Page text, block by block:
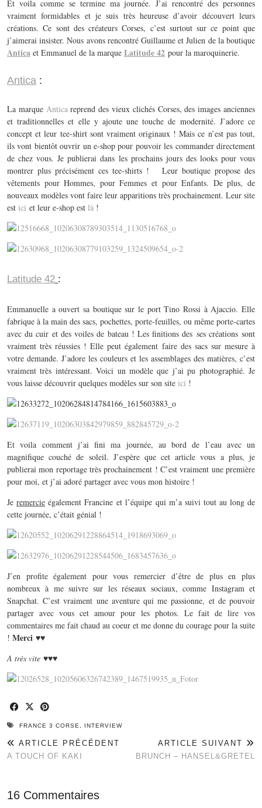
Et voila comme se termine ma journée. J’ai rencontré des personnes
vraiment formidables et je suis très heureuse d’avoir découvert leurs
créations. Ce sont des créateurs Corses, c’est surtout sur ce point que
j’aimerai insister. Nous avons rencontré Guillaume et Julien de la boutique
Antica et Emmanuel de la marque Latitude 42 pour la maroquinerie.
Antica :
La marque Anticareprend des vieux clichés Corses, des images anciennes
et traditionnelles et elle y ajoute une touche de modernité. J’adore ce
concept et leur tee-shirt sont vraiment originaux ! Mais ce n’est pas tout,
ils vont bientôt ouvrir un e-shop pour pouvoir les commander directement
de chez vous. Je publierai dans les prochains jours des looks pour vous
montrer plus précisément ces tee-shirts ! Leur boutique propose des
vêtements pour Hommes, pour Femmes et pour Enfants. De plus, de
nouveaux modèles vont faire leur apparitions très prochainement. Leur site
est ici et leur e-shop est là !
Latitude 42 :
Emmanuelle a ouvert sa boutique sur le port Tino Rossi à Ajaccio. Elle
fabrique à la main des sacs, pochettes, porte-feuilles, ou même porte-cartes
avec du cuir et des voiles de bateau ! Les finitions des ses créations sont
vraiment très réussies ! Elle peut également faire des sacs sur mesure à
votre demande. J’adore les couleurs et les assemblages des matières, c’est
vraiment très intéressant. Voici un modèle que j’ai pu photographié. Je
vous laisse découvrir quelques modèles sur son site ici !
Et voila comment j’ai fini ma journée, au bord de l’eau avec un
magnifique couché de soleil. J’espère que cet article vous a plus, je
publierai mon reportage très prochainement ! C’est vraiment une première
pour moi, et j’ai adoré partager avec vous mon histoire !
Jeremercie également Francine et l’équipe qui m’a suivi tout au long de
cette journée, c’était génial !
J’en profite également pour vous remercier d’être de plus en plus
nombreux à me suivre sur les réseaux sociaux, comme Instagram et
Snapchat. C’est vraiment une aventure qui me passionne, et de pouvoir
partager avec vous cet amour pour les photos. Le fait de lire vos
commentaires me fait chaud au coeur et me donne du courage pour la suite
! Merci ♥♥
A très vite ♥♥♥
FRANCE 3 CORSE INTERVIEW
ARTICLE PRÉCÉDENT
A TOUCH OF KAKI
ARTICLE SUIVANT
BRUNCH – HANSEL&GRETEL
16 Commentaires